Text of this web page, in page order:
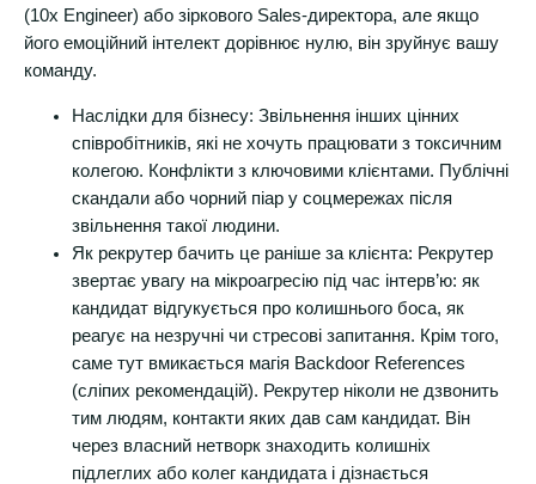
(10x Engineer) або зіркового Sales-директора, але якщо
його емоційний інтелект дорівнює нулю, він зруйнує вашу
команду.
Наслідки для бізнесу: Звільнення інших цінних
співробітників, які не хочуть працювати з токсичним
колегою. Конфлікти з ключовими клієнтами. Публічні
скандали або чорний піар у соцмережах після
звільнення такої людини.
Як рекрутер бачить це раніше за клієнта: Рекрутер
звертає увагу на мікроагресію під час інтерв’ю: як
кандидат відгукується про колишнього боса, як
реагує на незручні чи стресові запитання. Крім того,
саме тут вмикається магія Backdoor References
(сліпих рекомендацій). Рекрутер ніколи не дзвонить
тим людям, контакти яких дав сам кандидат. Він
через власний нетворк знаходить колишніх
підлеглих або колег кандидата і дізнається